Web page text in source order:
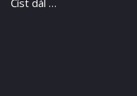
Číst dál …